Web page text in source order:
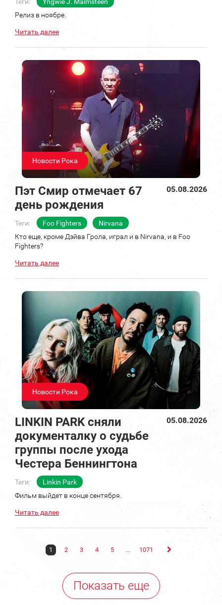
Релиз в ноябре.
Читать далее
Новости Рока
Пэт Смир отмечает 67
день рождения
05.08.2026
Теги: Foo Fighters
Nirvana
Кто еще, кроме Дэйва Грола, играл и в Nirvana, и в Foo
Fighters?
Читать далее
Новости Рока
LINKIN PARK сняли
документалку о судьбе
группы после ухода
Честера Беннингтона
05.08.2026
Теги:
Linkin Park
Фильм выйдет в конце сентября.
Читать далее
1 2 3 4 5 ... 1071
Показать еще